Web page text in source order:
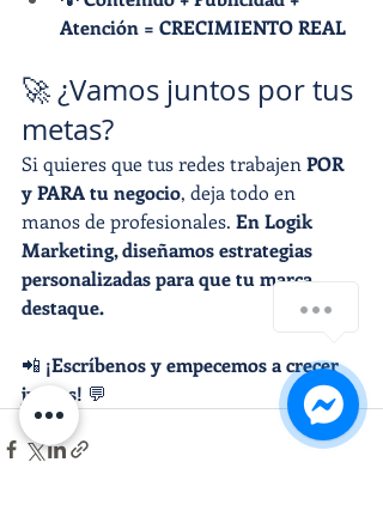
Atención = CRECIMIENTO REAL
🚀 ¿Vamos juntos por tus
metas?
Si quieres que tus redes trabajen POR
y PARA tu negocio, deja todo en
manos de profesionales. En Logik
Marketing, diseñamos estrategias
personalizadas para que tu marca
destaque.
📲 ¡Escríbenos y empecemos a crecer
juntos! 💬
1